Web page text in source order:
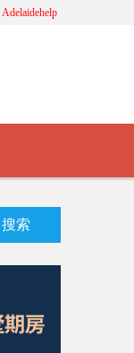
Adelaidehelp
搜索